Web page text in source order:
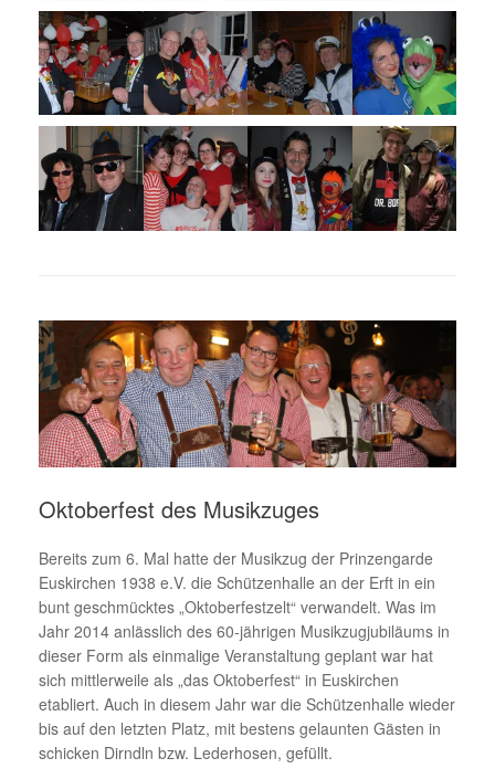
Oktoberfest des Musikzuges
Bereits zum 6. Mal hatte der Musikzug der Prinzengarde
Euskirchen 1938 e.V. die Schützenhalle an der Erft in ein
bunt geschmücktes „Oktoberfestzelt“ verwandelt. Was im
Jahr 2014 anlässlich des 60-jährigen Musikzugjubiläums in
dieser Form als einmalige Veranstaltung geplant war hat
sich mittlerweile als „das Oktoberfest“ in Euskirchen
etabliert. Auch in diesem Jahr war die Schützenhalle wieder
bis auf den letzten Platz, mit bestens gelaunten Gästen in
schicken Dirndln bzw. Lederhosen, gefüllt.